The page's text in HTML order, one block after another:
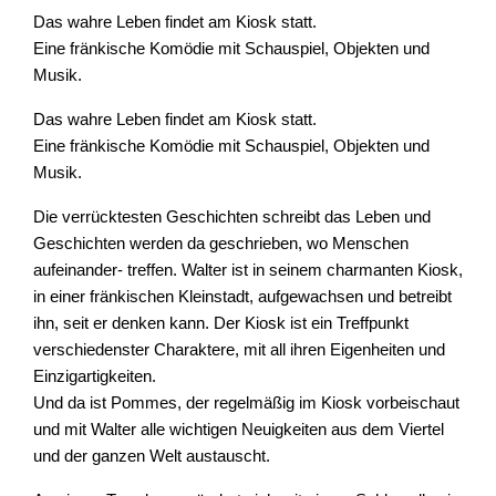
Das wahre Leben findet am Kiosk statt.
Eine fränkische Komödie mit Schauspiel, Objekten und
Musik.
Das wahre Leben findet am Kiosk statt.
Eine fränkische Komödie mit Schauspiel, Objekten und
Musik.
Die verrücktesten Geschichten schreibt das Leben und
Geschichten werden da geschrieben, wo Menschen
aufeinander- treffen. Walter ist in seinem charmanten Kiosk,
in einer fränkischen Kleinstadt, aufgewachsen und betreibt
ihn, seit er denken kann. Der Kiosk ist ein Treffpunkt
verschiedenster Charaktere, mit all ihren Eigenheiten und
Einzigartigkeiten.
Und da ist Pommes, der regelmäßig im Kiosk vorbeischaut
und mit Walter alle wichtigen Neuigkeiten aus dem Viertel
und der ganzen Welt austauscht.